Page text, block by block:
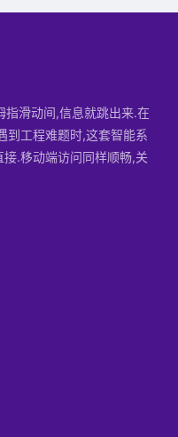
滑动间,信息就跳出来.在
到工程难题时,这套智能系
.移动端访问同样顺畅,关